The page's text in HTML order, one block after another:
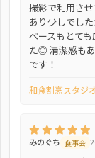
撮影で利用さ
あり少しでし
ペースもとて
た◎ 清潔感も
です！
和食割烹スタジ
みのぐち 食事会